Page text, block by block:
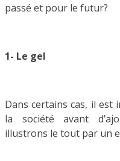
passé et pour le futur?
1- Le gel
Dans certains cas, il est
la société avant
illustrons le tout par un